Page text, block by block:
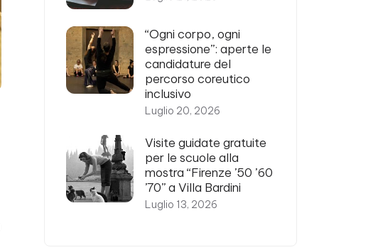
“Ogni corpo, ogni
espressione”: aperte le
candidature del
percorso coreutico
inclusivo
Luglio 20, 2026
Visite guidate gratuite
per le scuole alla
mostra “Firenze ’50 ’60
’70” a Villa Bardini
Luglio 13, 2026